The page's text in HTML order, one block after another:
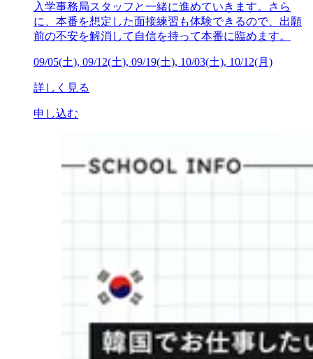
入学事務局スタッフと一緒に進めていきます。さら
に、本番を想定した面接練習も体験できるので、出願
前の不安を解消して自信を持って本番に臨めます。
09/05(土), 09/12(土), 09/19(土), 10/03(土), 10/12(月)
詳しく見る
申し込む